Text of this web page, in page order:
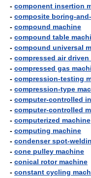
- component insertion
- composite boring-
- compound machine
- compound table
- compound universal
- compressed air driven
- compressed gas
- compression-testing
- compression-type
- computer-controlled
- computer-controlled
- computerized machine
- computing machine
- condenser spot-
- cone pulley machine
- conical rotor machine
- constant cycling